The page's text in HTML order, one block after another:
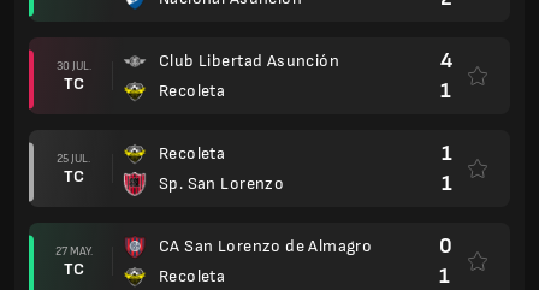
30 JUL.
TC
Club Libertad Asunción
Recoleta
4
1
25 JUL.
TC
Recoleta
Sp. San Lorenzo
1
1
27 MAY.
TC
CA San Lorenzo de Almagro
Recoleta
0
1